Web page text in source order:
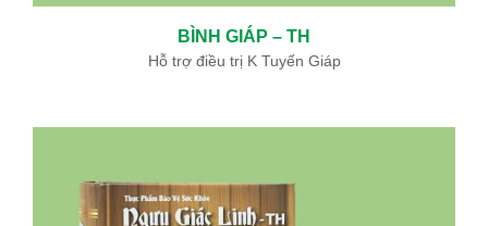
BÌNH GIÁP – TH
Hỗ trợ điều trị K Tuyến Giáp